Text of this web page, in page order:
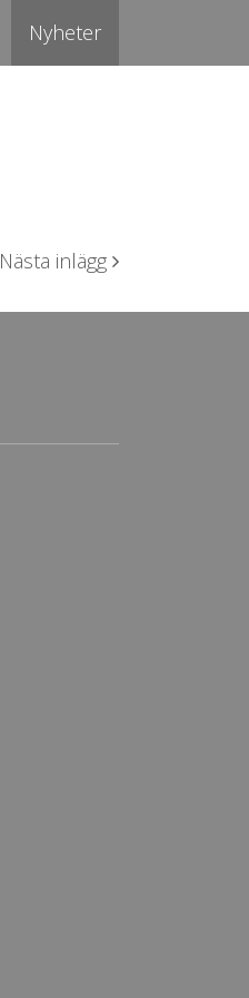
Nyheter
Nästa inlägg